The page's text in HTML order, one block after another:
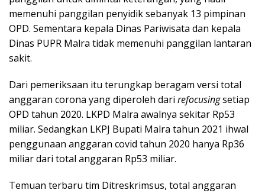
memenuhi panggilan penyidik sebanyak 13 pimpinan
OPD. Sementara kepala Dinas Pariwisata dan kepala
Dinas PUPR Malra tidak memenuhi panggilan lantaran
sakit.
Dari pemeriksaan itu terungkap beragam versi total
anggaran corona yang diperoleh dari refocusingsetiap
OPD tahun 2020. LKPD Malra awalnya sekitar Rp53
miliar. Sedangkan LKPJ Bupati Malra tahun 2021 ihwal
penggunaan anggaran covid tahun 2020 hanya Rp36
miliar dari total anggaran Rp53 miliar.
Temuan terbaru tim Ditreskrimsus, total anggaran